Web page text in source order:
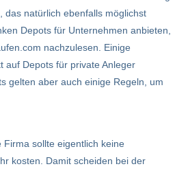
das natürlich ebenfalls möglichst
Depots für Unternehmen anbieten,
nachzulesen. Einige
auf Depots für private Anleger
gelten aber auch einige Regeln, um
Firma sollte eigentlich keine
kosten. Damit scheiden bei der